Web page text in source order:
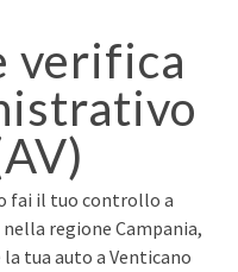
verifica
fai il tuo controllo a
regione Campania,
la tua auto a Venticano